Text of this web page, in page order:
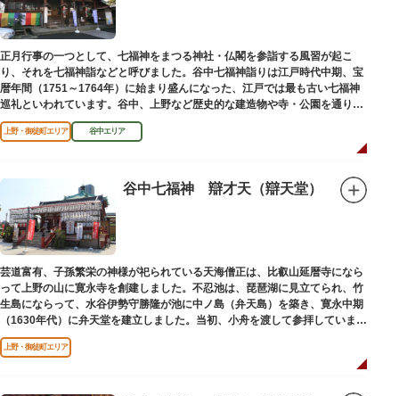
正月行事の一つとして、七福神をまつる神社・仏閣を参詣する風習が起こ
り、それを七福神詣などと呼びました。谷中七福神詣りは江戸時代中期、宝
暦年間（1751～1764年）に始まり盛んになった、江戸では最も古い七福神
巡礼といわれています。谷中、上野など歴史的な建造物や寺・公園を通りな
がら、ゆっくりと一日散策が楽しめるコースになっています。
上野・御徒町エリア 谷中エリア
谷中七福神 辯才天（辯天堂）
芸道富有、子孫繁栄の神様が祀られている天海僧正は、比叡山延暦寺になら
って上野の山に寛永寺を創建しました。不忍池は、琵琶湖に見立てられ、竹
生島にならって、水谷伊勢守勝隆が池に中ノ島（弁天島）を築き、寛永中期
（1630年代）に弁天堂を建立しました。当初、小舟を渡して参拝していまし
たが、後に橋が架けられました。
上野・御徒町エリア